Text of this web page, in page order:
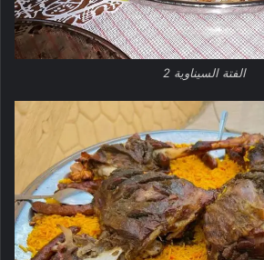
الفتة السيناوية 2